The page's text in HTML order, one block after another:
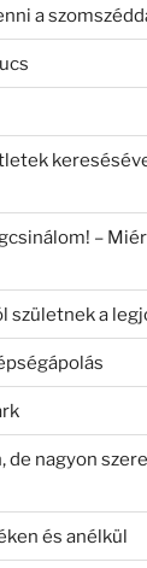
a
–
születnek a
de nagyon
és anélkül